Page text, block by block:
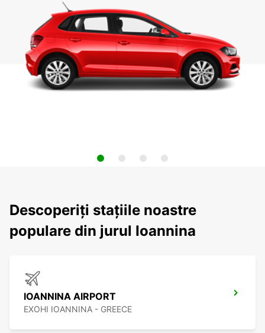
Descoperiți stațiile noastre
populare din jurul Ioannina
IOANNINA AIRPORT
EXOHI IOANNINA - GREECE